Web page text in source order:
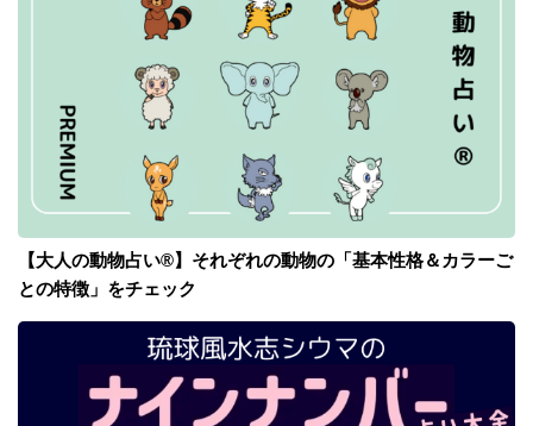
【大人の動物占い®】それぞれの動物の「基本性格＆カラーご
との特徴」をチェック